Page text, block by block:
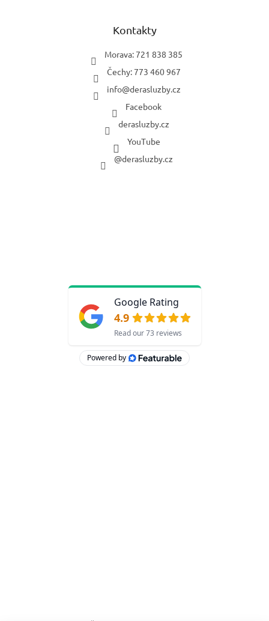
Kontakty
Morava: 721 838 385
Čechy: 773 460 967
info@derasluzby.cz
Facebook
derasluzby.cz
YouTube
@derasluzby.cz